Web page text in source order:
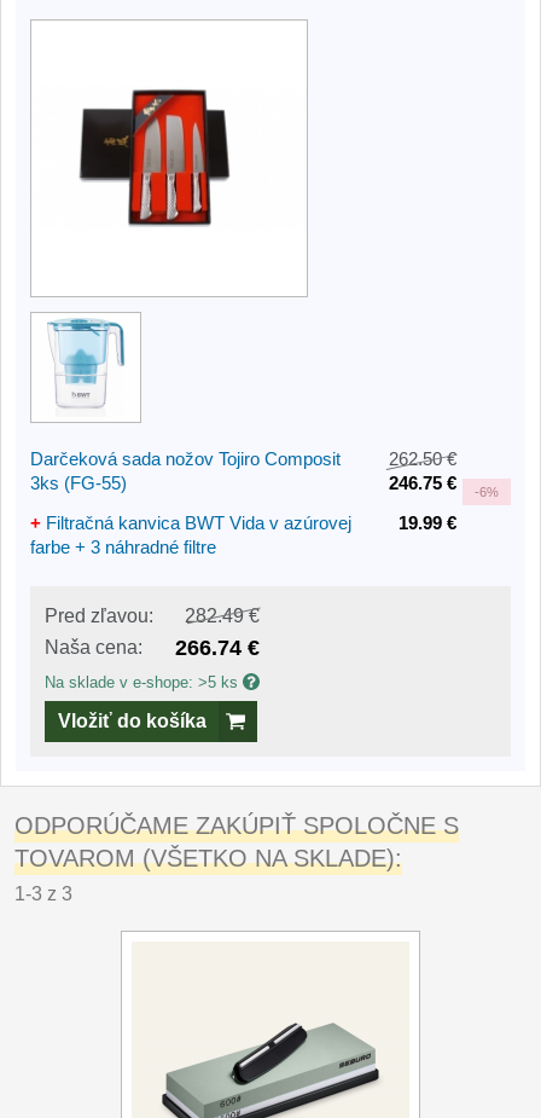
Darčeková sada nožov Tojiro Composit
3ks (FG-55)
262.50 €
246.75 €
-6%
+ Filtračná kanvica BWT Vida v azúrovej
farbe + 3 náhradné filtre
19.99 €
Pred zľavou:
282.49 €
Naša cena:
266.74 €
Na sklade v e-shope: >5 ks
Vložiť do košíka
ODPORÚČAME ZAKÚPIŤ SPOLOČNE S
TOVAROM (VŠETKO NA SKLADE):
1-3 z 3